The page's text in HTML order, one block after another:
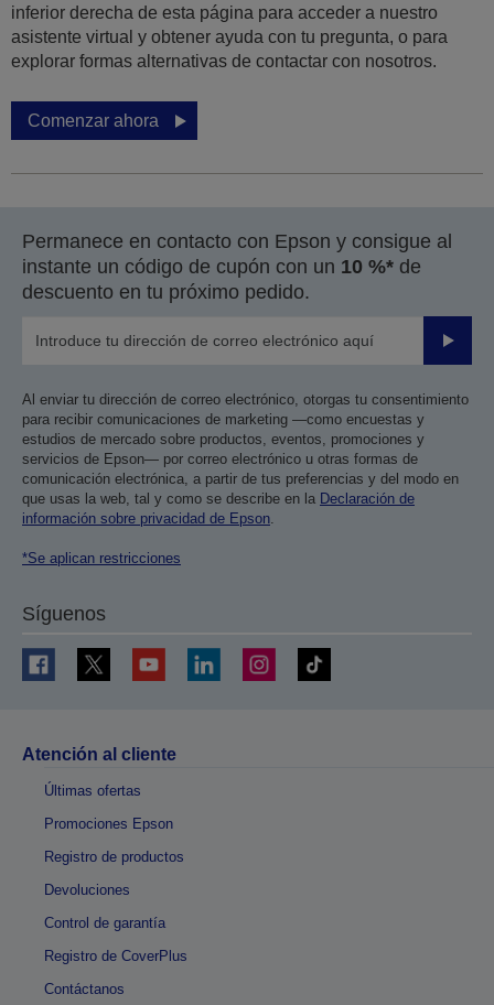
inferior derecha de esta página para acceder a nuestro
asistente virtual y obtener ayuda con tu pregunta, o para
explorar formas alternativas de contactar con nosotros.
Comenzar ahora
Permanece en contacto con Epson y consigue al
instante un código de cupón con un 10 %* de
descuento en tu próximo pedido.
Enviar
Al enviar tu dirección de correo electrónico, otorgas tu consentimiento
para recibir comunicaciones de marketing —como encuestas y
estudios de mercado sobre productos, eventos, promociones y
servicios de Epson— por correo electrónico u otras formas de
comunicación electrónica, a partir de tus preferencias y del modo en
que usas la web, tal y como se describe en la Declaración de
información sobre privacidad de Epson.
*Se aplican restricciones
Síguenos
Atención al cliente
Últimas ofertas
Promociones Epson
Registro de productos
Devoluciones
Control de garantía
Registro de CoverPlus
Contáctanos